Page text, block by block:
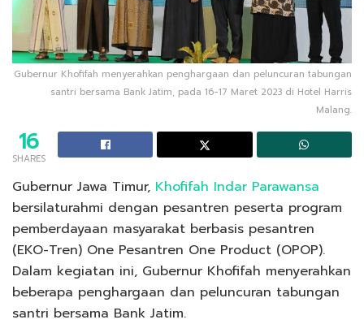
Gubernur Khofifah menyerahkan penghargaan dan peluncuran tabungan
santri bersama Bank Jatim, pada 16-17 Maret 2023 di Hotel Harris
Malang.
16
SHARES
Gubernur Jawa Timur, Khofifah Indar Parawansa
bersilaturahmi dengan pesantren peserta program
pemberdayaan masyarakat berbasis pesantren
(EKO-Tren) One Pesantren One Product (OPOP).
Dalam kegiatan ini, Gubernur Khofifah menyerahkan
beberapa penghargaan dan peluncuran tabungan
santri bersama Bank Jatim.